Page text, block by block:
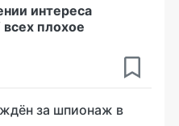
интереса
плохое
за шпионаж в